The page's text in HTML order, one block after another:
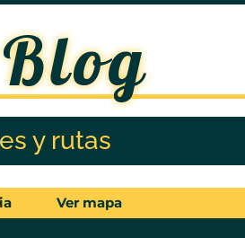
y rutas
Ver mapa